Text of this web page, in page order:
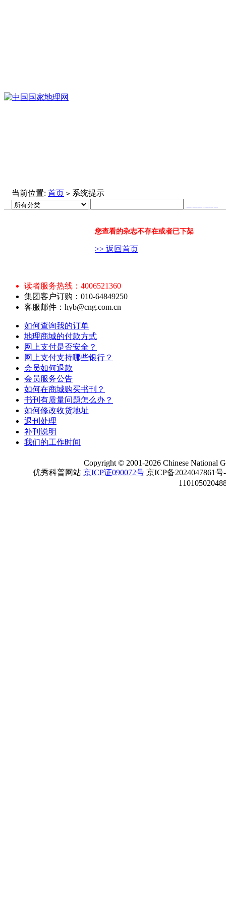
当前位置: 首页 > 系统提示
您查看的杂志不存在或者已下架
>> 返回首页
读者服务热线：4006521360
集团客户订购：010-64849250
客服邮件：hyb@cng.com.cn
如何查询我的订单
地理商城的付款方式
网上支付是否安全？
网上支付支持哪些银行？
会员如何退款
会员服务公告
如何在商城购买书刊？
书刊有质量问题怎么办？
如何修改收货地址
退刊处理
补刊说明
我们的工作时间
Copyright ©2001-2026 Chinese National
优秀科普网站 京ICP证090072号京ICP备2024047861